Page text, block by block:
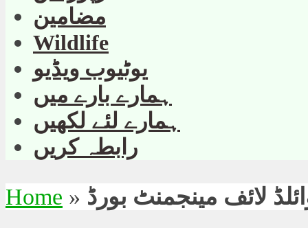
مضامین
Wildlife
یوٹیوب ویڈیو
ہمارے بارے میں
ہمارے لئے لکھیں
رابطہ کریں
Home » لائف مینجمنٹ بورڈ